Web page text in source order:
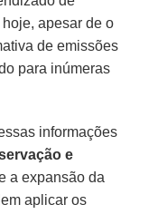
hoje, apesar de o
de emissões
para inúmeras
informações
e
a expansão da
aplicar os